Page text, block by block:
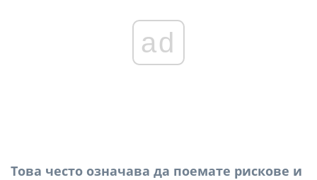
ad
Това често означава да поемате рискове и